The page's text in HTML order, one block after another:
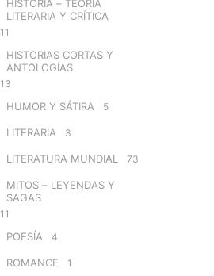
HISTORIA – TEORÍA
LITERARIA Y CRÍTICA
11
HISTORIAS CORTAS Y
ANTOLOGÍAS
13
HUMOR Y SÁTIRA 5
LITERARIA 3
LITERATURA MUNDIAL 73
MITOS – LEYENDAS Y
SAGAS
11
POESÍA 4
ROMANCE 1